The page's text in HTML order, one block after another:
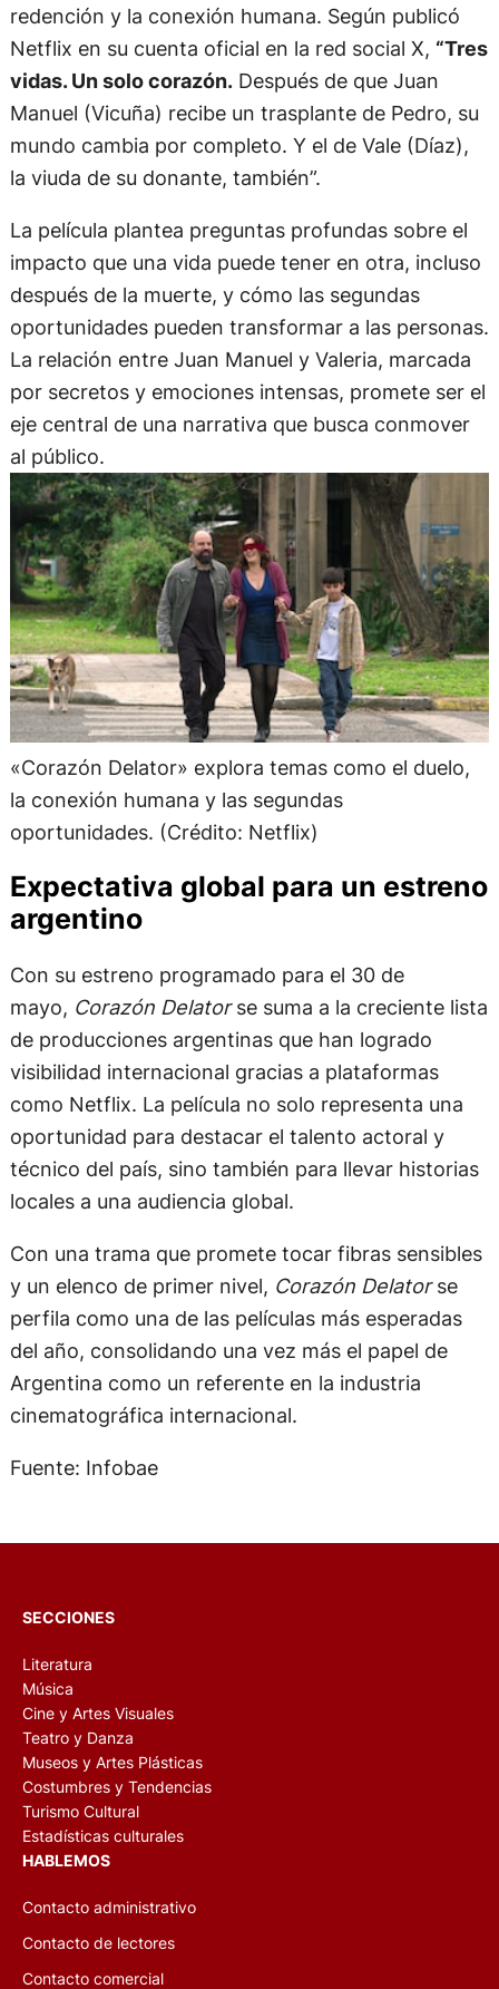
redención y la conexión humana. Según publicó
Netflix en su cuenta oficial en la red social X, “Tres
vidas. Un solo corazón.Después de que Juan
Manuel (Vicuña) recibe un trasplante de Pedro, su
mundo cambia por completo. Y el de Vale (Díaz),
la viuda de su donante, también”.
La película plantea preguntas profundas sobre el
impacto que una vida puede tener en otra, incluso
después de la muerte, y cómo las segundas
oportunidades pueden transformar a las personas.
La relación entre Juan Manuel y Valeria, marcada
por secretos y emociones intensas, promete ser el
eje central de una narrativa que busca conmover
al público.
«Corazón Delator» explora temas como el duelo,
la conexión humana y las segundas
oportunidades. (Crédito: Netflix)
Expectativa global para un estreno
argentino
Con su estreno programado para el 30 de
mayo, Corazón Delatorse suma a la creciente lista
de producciones argentinas que han logrado
visibilidad internacional gracias a plataformas
como Netflix. La película no solo representa una
oportunidad para destacar el talento actoral y
técnico del país, sino también para llevar historias
locales a una audiencia global.
Con una trama que promete tocar fibras sensibles
y un elenco de primer nivel, Corazón Delatorse
perfila como una de las películas más esperadas
del año, consolidando una vez más el papel de
Argentina como un referente en la industria
cinematográfica internacional.
Fuente: Infobae
SECCIONES
Literatura
Música
Cine y Artes Visuales
Teatro y Danza
Museos y Artes Plásticas
Costumbres y Tendencias
Turismo Cultural
Estadísticas culturales
HABLEMOS
Contacto administrativo
Contacto de lectores
Contacto comercial